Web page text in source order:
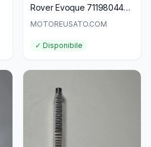
Rover Evoque 711980440
156188071 Originale
MOTOREUSATO.COM
✓ Disponibile